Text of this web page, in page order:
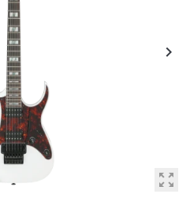
zoom_out_map
